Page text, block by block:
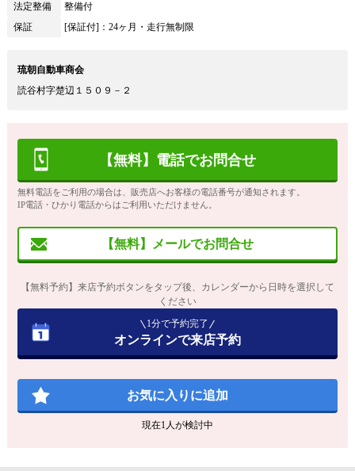
法定整備
整備付
保証
[保証付]：24ヶ月・走行無制限
琉朝自動車商会
読谷村字楚辺１５０９－２
【無料】電話でお問合せ
無料電話をご利用の場合は、販売店へお客様の電話番号が通知されます。
IP電話・ひかり電話からはご利用いただけません。
【無料】メールでお問合せ
【無料予約】来店予約ボタンをタップ後、カレンダーから日時を選択して
ください
1分で予約完了
オンラインで来店予約
お気に入りに追加
現在1人が検討中